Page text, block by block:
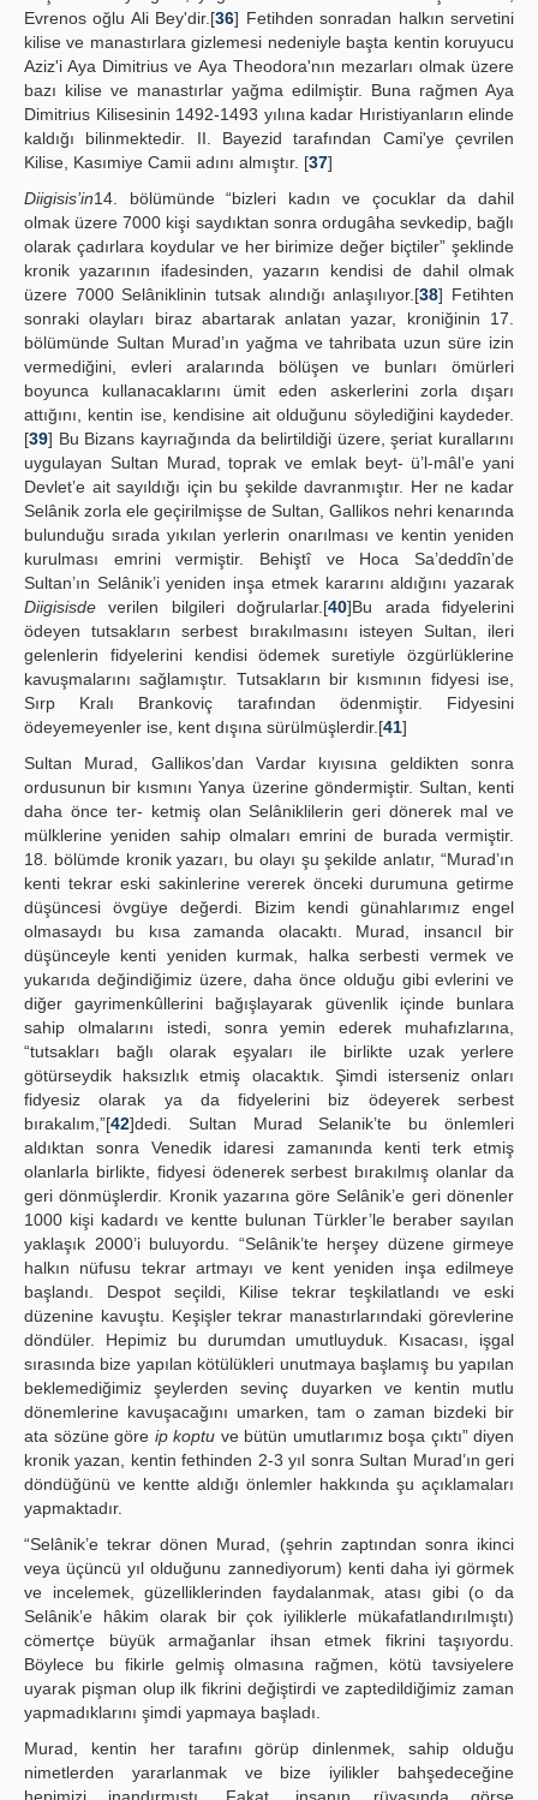
Evrenos oğlu Ali Bey'dir.[36] Fetihden sonradan halkın servetini
kilise ve manastırlara gizlemesi nedeniyle başta kentin koruyucu
Aziz'i Aya Dimitrius ve Aya Theodora'nın mezarları olmak üzere
bazı kilise ve manastırlar yağma edilmiştir. Buna rağmen Aya
Dimitrius Kilisesinin 1492-1493 yılına kadar Hıristiyanların elinde
kaldığı bilinmektedir. II. Bayezid tarafından Cami'ye çevrilen
Kilise, Kasımiye Camii adını almıştır. [37]
Diigisis’in14. bölümünde “bizleri kadın ve çocuklar da dahil
olmak üzere 7000 kişi saydıktan sonra ordugâha sevkedip, bağlı
olarak çadırlara koydular ve her birimize değer biçtiler” şeklinde
kronik yazarının ifadesinden, yazarın kendisi de dahil olmak
üzere 7000 Selâniklinin tutsak alındığı anlaşılıyor.[38] Fetihten
sonraki olayları biraz abartarak anlatan yazar, kroniğinin 17.
bölümünde Sultan Murad’ın yağma ve tahribata uzun süre izin
vermediğini, evleri aralarında bölüşen ve bunları ömürleri
boyunca kullanacaklarını ümit eden askerlerini zorla dışarı
attığını, kentin ise, kendisine ait olduğunu söylediğini kaydeder.
[39] Bu Bizans kayrıağında da belirtildiği üzere, şeriat kurallarını
uygulayan Sultan Murad, toprak ve emlak beyt- ü’l-mâl’e yani
Devlet’e ait sayıldığı için bu şekilde davranmıştır. Her ne kadar
Selânik zorla ele geçirilmişse de Sultan, Gallikos nehri kenarında
bulunduğu sırada yıkılan yerlerin onarılması ve kentin yeniden
kurulması emrini vermiştir. Behiştî ve Hoca Sa’deddîn’de
Sultan’ın Selânik’i yeniden inşa etmek kararını aldığını yazarak
Diigisisde verilen bilgileri doğrularlar.[40]Bu arada fidyelerini
ödeyen tutsakların serbest bırakılmasını isteyen Sultan, ileri
gelenlerin fidyelerini kendisi ödemek suretiyle özgürlüklerine
kavuşmalarını sağlamıştır. Tutsakların bir kısmının fidyesi ise,
Sırp Kralı Brankoviç tarafından ödenmiştir. Fidyesini
ödeyemeyenler ise, kent dışına sürülmüşlerdir.[41]
Sultan Murad, Gallikos’dan Vardar kıyısına geldikten sonra
ordusunun bir kısmını Yanya üzerine göndermiştir. Sultan, kenti
daha önce ter- ketmiş olan Selâniklilerin geri dönerek mal ve
mülklerine yeniden sahip olmaları emrini de burada vermiştir.
18. bölümde kronik yazarı, bu olayı şu şekilde anlatır, “Murad’ın
kenti tekrar eski sakinlerine vererek önceki durumuna getirme
düşüncesi övgüye değerdi. Bizim kendi günahlarımız engel
olmasaydı bu kısa zamanda olacaktı. Murad, insancıl bir
düşünceyle kenti yeniden kurmak, halka serbesti vermek ve
yukarıda değindiğimiz üzere, daha önce olduğu gibi evlerini ve
diğer gayrimenkûllerini bağışlayarak güvenlik içinde bunlara
sahip olmalarını istedi, sonra yemin ederek muhafızlarına,
“tutsakları bağlı olarak eşyaları ile birlikte uzak yerlere
götürseydik haksızlık etmiş olacaktık. Şimdi isterseniz onları
fidyesiz olarak ya da fidyelerini biz ödeyerek serbest
bırakalım,”[42]dedi. Sultan Murad Selanik’te bu önlemleri
aldıktan sonra Venedik idaresi zamanında kenti terk etmiş
olanlarla birlikte, fidyesi ödenerek serbest bırakılmış olanlar da
geri dönmüşlerdir. Kronik yazarına göre Selânik’e geri dönenler
1000 kişi kadardı ve kentte bulunan Türkler’le beraber sayılan
yaklaşık 2000’i buluyordu. “Selânik’te herşey düzene girmeye
halkın nüfusu tekrar artmayı ve kent yeniden inşa edilmeye
başlandı. Despot seçildi, Kilise tekrar teşkilatlandı ve eski
düzenine kavuştu. Keşişler tekrar manastırlarındaki görevlerine
döndüler. Hepimiz bu durumdan umutluyduk. Kısacası, işgal
sırasında bize yapılan kötülükleri unutmaya başlamış bu yapılan
beklemediğimiz şeylerden sevinç duyarken ve kentin mutlu
dönemlerine kavuşacağını umarken, tam o zaman bizdeki bir
ata sözüne göre ip koptu ve bütün umutlarımız boşa çıktı” diyen
kronik yazan, kentin fethinden 2-3 yıl sonra Sultan Murad’ın geri
döndüğünü ve kentte aldığı önlemler hakkında şu açıklamaları
yapmaktadır.
“Selânik’e tekrar dönen Murad, (şehrin zaptından sonra ikinci
veya üçüncü yıl olduğunu zannediyorum) kenti daha iyi görmek
ve incelemek, güzelliklerinden faydalanmak, atası gibi (o da
Selânik’e hâkim olarak bir çok iyiliklerle mükafatlandırılmıştı)
cömertçe büyük armağanlar ihsan etmek fikrini taşıyordu.
Böylece bu fikirle gelmiş olmasına rağmen, kötü tavsiyelere
uyarak pişman olup ilk fikrini değiştirdi ve zaptedildiğimiz zaman
yapmadıklarını şimdi yapmaya başladı.
Murad, kentin her tarafını görüp dinlenmek, sahip olduğu
nimetlerden yararlanmak ve bize iyilikler bahşedeceğine